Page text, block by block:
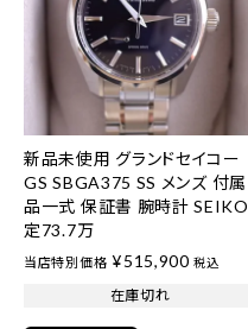
新品未使用 グランドセイコー
GS SBGA375 SS メンズ 付属
品一式 保証書 腕時計 SEIKO
定73.7万
当店特別価格 ¥515,900 税込
在庫切れ